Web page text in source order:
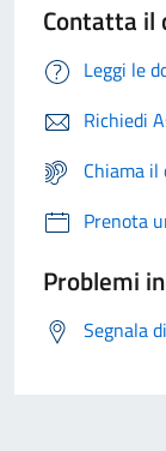
Contatta il
Leggi le
Richiedi
Chiama
Prenota
Problemi
Segnala